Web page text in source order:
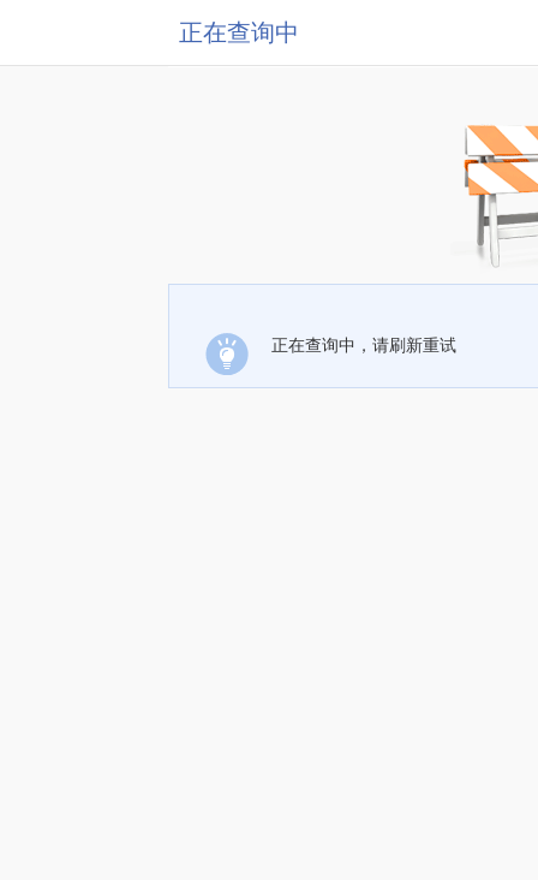
正在查询中
正在查询中，请刷新重试